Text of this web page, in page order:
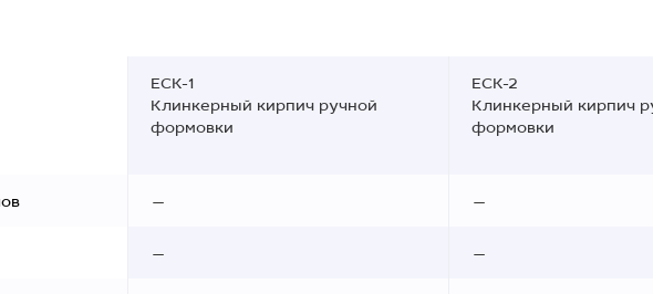
ECK-1
Клинкерный кирпич ручной
формовки
ECK-2
Клинкерный кирпич
формовки
— —
— —